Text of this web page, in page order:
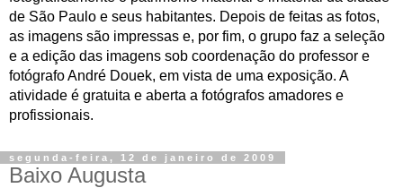
de São Paulo e seus habitantes. Depois de feitas as fotos,
as imagens são impressas e, por fim, o grupo faz a seleção
e a edição das imagens sob coordenação do professor e
fotógrafo André Douek, em vista de uma exposição. A
atividade é gratuita e aberta a fotógrafos amadores e
profissionais.
segunda-feira, 12 de janeiro de 2009
Baixo Augusta